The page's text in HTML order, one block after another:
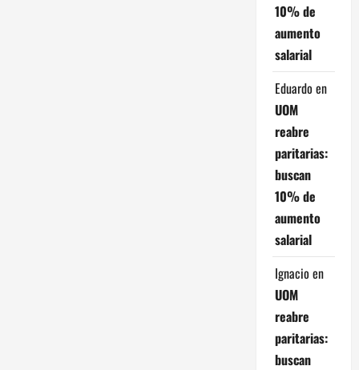
10% de
aumento
salarial
Eduardo en
UOM
reabre
paritarias:
buscan
10% de
aumento
salarial
Ignacio en
UOM
reabre
paritarias:
buscan